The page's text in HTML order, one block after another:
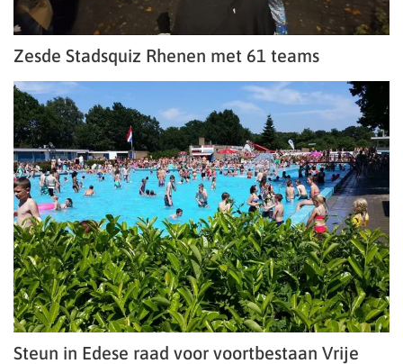
Zesde Stadsquiz Rhenen met 61 teams
Steun in Edese raad voor voortbestaan Vrije